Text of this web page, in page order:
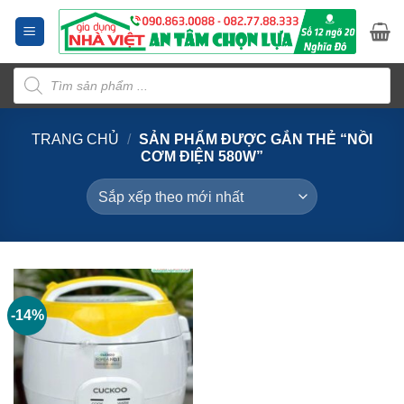
dung
Tìm
kiếm
sản
phẩm
TRANG CHỦ / SẢN PHẨM ĐƯỢC GẮN THẺ “NỒI
CƠM ĐIỆN 580W”
-14%